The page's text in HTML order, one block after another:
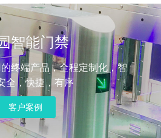
智能门禁
终端产品，全程定制化，智
全，快捷，有序
客户案例